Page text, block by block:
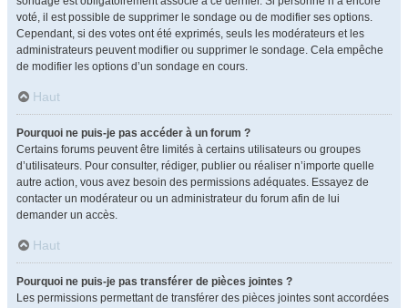
voté, il est possible de supprimer le sondage ou de modifier ses options.
Cependant, si des votes ont été exprimés, seuls les modérateurs et les
administrateurs peuvent modifier ou supprimer le sondage. Cela empêche
de modifier les options d’un sondage en cours.
Haut
Pourquoi ne puis-je pas accéder à un forum ?
Certains forums peuvent être limités à certains utilisateurs ou groupes
d’utilisateurs. Pour consulter, rédiger, publier ou réaliser n’importe quelle
autre action, vous avez besoin des permissions adéquates. Essayez de
contacter un modérateur ou un administrateur du forum afin de lui
demander un accès.
Haut
Pourquoi ne puis-je pas transférer de pièces jointes ?
Les permissions permettant de transférer des pièces jointes sont accordées